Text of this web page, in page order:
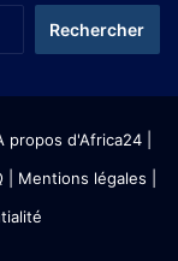
propos d'Africa24|
| Mentions légales